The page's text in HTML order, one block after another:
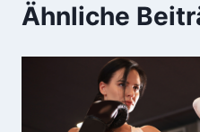
Ähnliche